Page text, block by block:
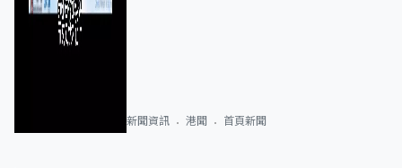
新聞資訊 港聞 首頁新聞